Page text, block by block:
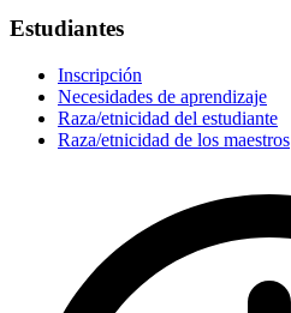
Estudiantes
Inscripción
Necesidades de aprendizaje
Raza/etnicidad del estudiante
Raza/etnicidad de los maestros